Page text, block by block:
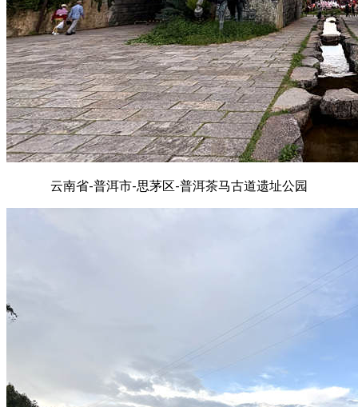
云南省-普洱市-思茅区-普洱茶马古道遗址公园